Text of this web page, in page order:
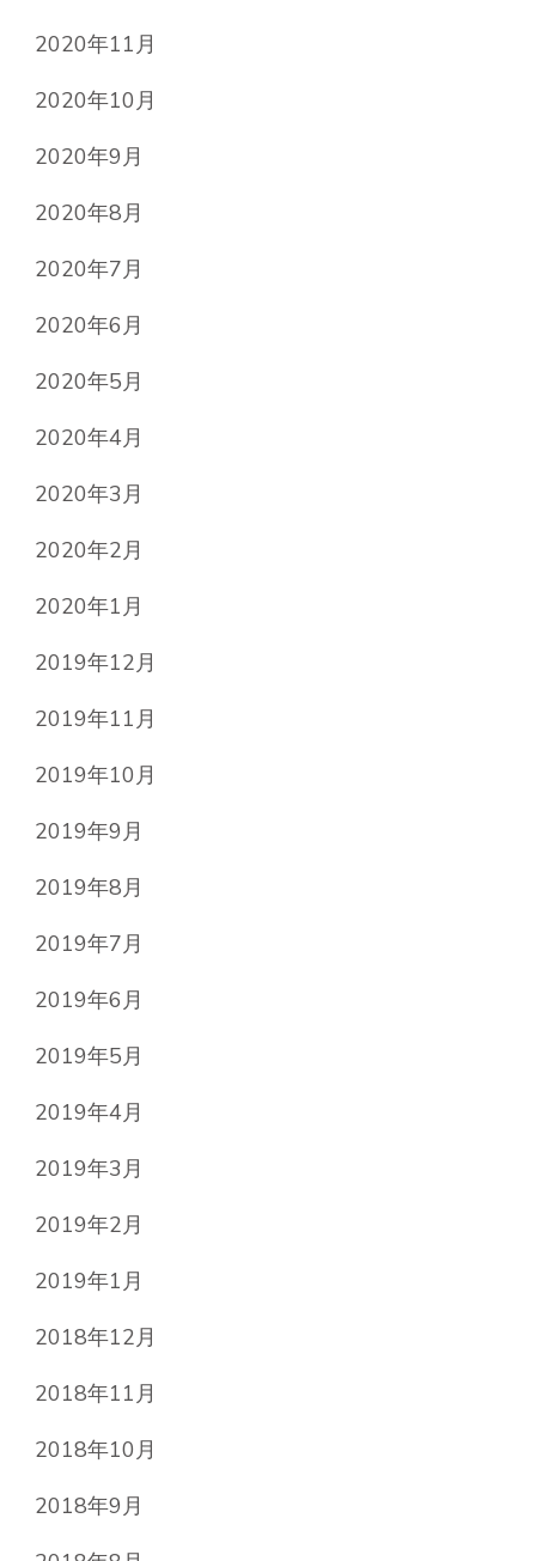
2020年11月
2020年10月
2020年9月
2020年8月
2020年7月
2020年6月
2020年5月
2020年4月
2020年3月
2020年2月
2020年1月
2019年12月
2019年11月
2019年10月
2019年9月
2019年8月
2019年7月
2019年6月
2019年5月
2019年4月
2019年3月
2019年2月
2019年1月
2018年12月
2018年11月
2018年10月
2018年9月